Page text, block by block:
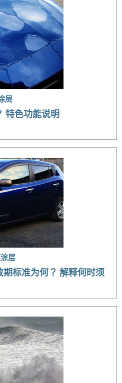
层
特色功能说明
层
标准为何？ 解释何时须